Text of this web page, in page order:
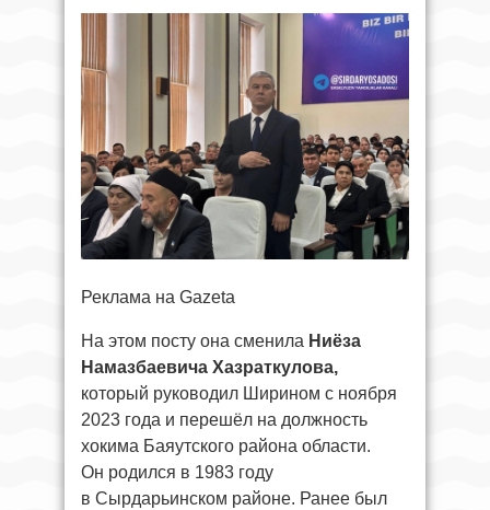
Реклама на Gazeta
На этом посту она сменила Ниёза
Намазбаевича Хазраткулова,
который руководил Ширином с ноября
2023 года и перешёл на должность
хокима Баяутского района области.
Он родился в 1983 году
в Сырдарьинском районе. Ранее был